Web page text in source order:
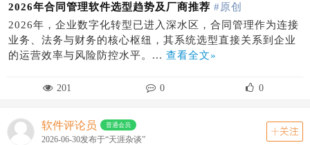
2026年合同管理软件选型趋势及厂商推荐 #原创
2026年，企业数字化转型已进入深水区，合同管理作为连接
业务、法务与财务的核心枢纽，其系统选型直接关系到企业
的运营效率与风险防控水平。... 查看全文»
201 0 0
软件评论员 普通会员
2026-06-30发布于“天涯杂谈”
关注